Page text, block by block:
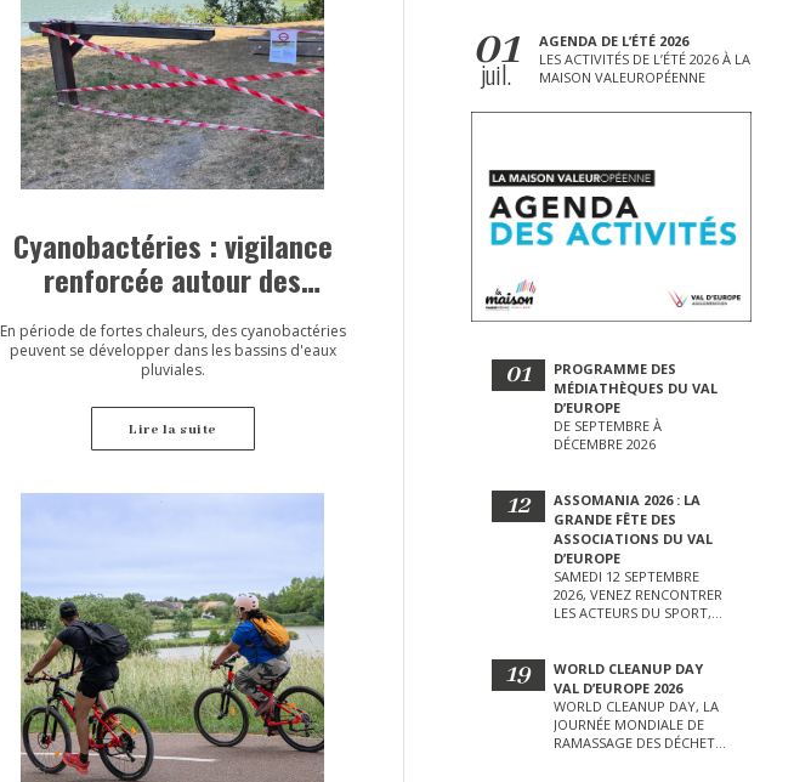
Cyanobactéries : vigilance
renforcée autour des
bassins du Val d’Europe
En période de fortes chaleurs, des cyanobactéries
peuvent se développer dans les bassins d'eaux
pluviales.
Lire la suite
01
juil.
AGENDA DE L’ÉTÉ 2026
LES ACTIVITÉS DE L’ÉTÉ 2026 À LA
MAISON VALEUROPÉENNE
01
PROGRAMME DES
MÉDIATHÈQUES DU VAL
D’EUROPE
DE SEPTEMBRE À
DÉCEMBRE 2026
12
ASSOMANIA 2026 : LA
GRANDE FÊTE DES
ASSOCIATIONS DU VAL
D’EUROPE
SAMEDI 12 SEPTEMBRE
2026, VENEZ RENCONTRER
LES ACTEURS DU SPORT,
D’AUTRES LORS DE CETTE
JOURNÉE EXCEPTIONNELLE.
19
WORLD CLEANUP DAY
VAL D’EUROPE 2026
WORLD CLEANUP DAY, LA
JOURNÉE MONDIALE DE
RAMASSAGE DES DÉCHETS